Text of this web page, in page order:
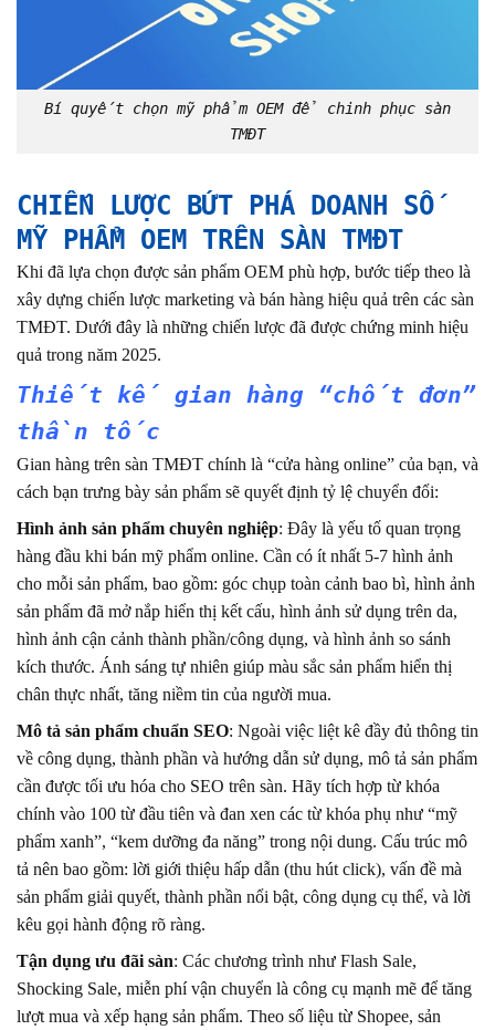
Bí quyết chọn mỹ phẩm OEM để chinh phục sàn
TMĐT
CHIẾN LƯỢC BỨT PHÁ DOANH SỐ
MỸ PHẨM OEM TRÊN SÀN TMĐT
Khi đã lựa chọn được sản phẩm OEM phù hợp, bước tiếp theo là
xây dựng chiến lược marketing và bán hàng hiệu quả trên các sàn
TMĐT. Dưới đây là những chiến lược đã được chứng minh hiệu
quả trong năm 2025.
Thiết kế gian hàng “chốt đơn”
thần tốc
Gian hàng trên sàn TMĐT chính là “cửa hàng online” của bạn, và
cách bạn trưng bày sản phẩm sẽ quyết định tỷ lệ chuyển đổi:
Hình ảnh sản phẩm chuyên nghiệp: Đây là yếu tố quan trọng
hàng đầu khi bán mỹ phẩm online. Cần có ít nhất 5-7 hình ảnh
cho mỗi sản phẩm, bao gồm: góc chụp toàn cảnh bao bì, hình ảnh
sản phẩm đã mở nắp hiển thị kết cấu, hình ảnh sử dụng trên da,
hình ảnh cận cảnh thành phần/công dụng, và hình ảnh so sánh
kích thước. Ánh sáng tự nhiên giúp màu sắc sản phẩm hiển thị
chân thực nhất, tăng niềm tin của người mua.
Mô tả sản phẩm chuẩn SEO: Ngoài việc liệt kê đầy đủ thông tin
về công dụng, thành phần và hướng dẫn sử dụng, mô tả sản phẩm
cần được tối ưu hóa cho SEO trên sàn. Hãy tích hợp từ khóa
chính vào 100 từ đầu tiên và đan xen các từ khóa phụ như “mỹ
phẩm xanh”, “kem dưỡng đa năng” trong nội dung. Cấu trúc mô
tả nên bao gồm: lời giới thiệu hấp dẫn (thu hút click), vấn đề mà
sản phẩm giải quyết, thành phần nổi bật, công dụng cụ thể, và lời
kêu gọi hành động rõ ràng.
Tận dụng ưu đãi sàn: Các chương trình như Flash Sale,
Shocking Sale, miễn phí vận chuyển là công cụ mạnh mẽ để tăng
lượt mua và xếp hạng sản phẩm. Theo số liệu từ Shopee, sản